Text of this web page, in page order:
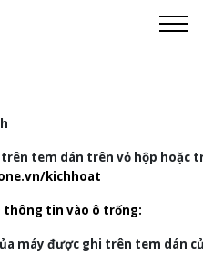
trên tem dán trên vỏ hộp hoặc
kichhoat
thông tin vào ô trống:
máy được ghi trên tem dán